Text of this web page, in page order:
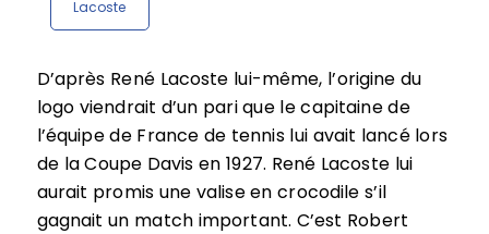
Lacoste
D’après René Lacoste lui-même, l’origine du
logo viendrait d’un pari que le capitaine de
l’équipe de France de tennis lui avait lancé lors
de la Coupe Davis en 1927. René Lacoste lui
aurait promis une valise en crocodile s’il
gagnait un match important. C’est Robert